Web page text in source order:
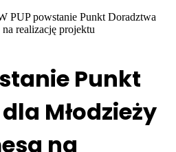
PUP powstanie Punkt Doradztwa
realizację projektu
Punkt
Młodzieży
na